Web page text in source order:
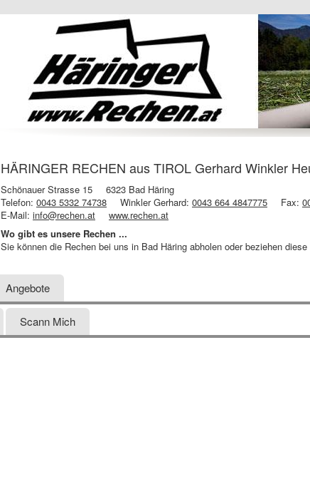
HÄRINGER RECHEN aus TIROL Gerhard Winkler
Schönauer Strasse 15
6323 Bad Häring
Telefon: 0043 5332 74738 Winkler Gerhard: 0043 664 4847775 Fax:
E-Mail: info@rechen.at
www.rechen.at
Wo gibt es unsere Rechen ...
Sie können die Rechen bei uns in Bad Häring abholen oder beziehen
Angebote
Scann Mich